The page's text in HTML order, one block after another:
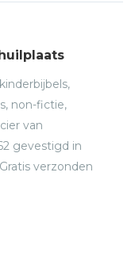
non-fictie,
van
gevestigd in
verzonden